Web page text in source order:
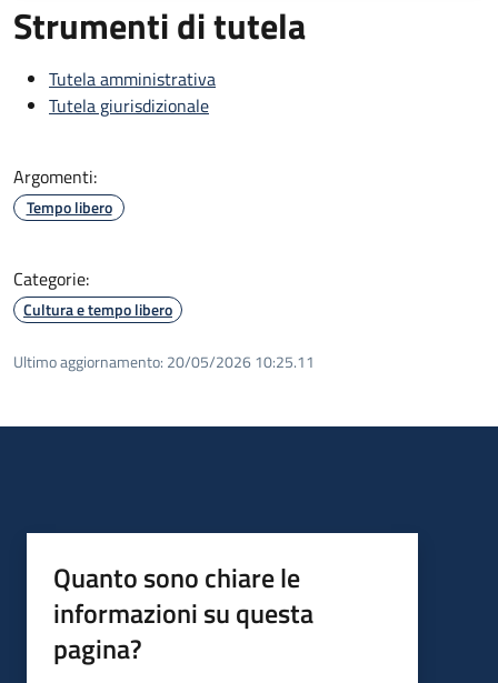
Strumenti di tutela
Tutela amministrativa
Tutela giurisdizionale
Argomenti:
Tempo libero
Categorie:
Cultura e tempo libero
Ultimo aggiornamento: 20/05/2026 10:25.11
Quanto sono chiare le
informazioni su questa
pagina?